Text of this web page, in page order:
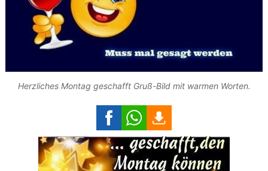
Herzliches Montag geschafft Gruß-Bild mit warmen Worten.